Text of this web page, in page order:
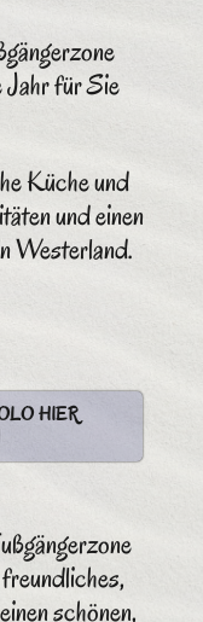
Jahr für Sie
Küche und
und einen
Westerland.
HIER
schönen,